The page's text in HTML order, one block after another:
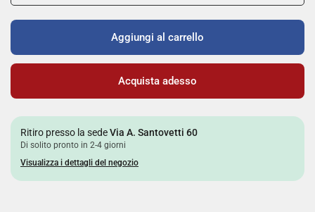
Aggiungi al carrello
Acquista adesso
Ritiro presso la sedeVia A. Santovetti 60
Di solito pronto in 2-4 giorni
Visualizza i dettagli del negozio